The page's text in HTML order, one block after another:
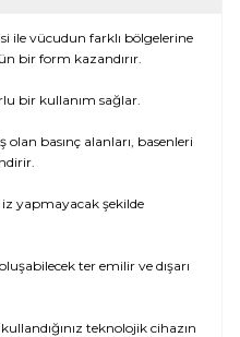
ile vücudun farklı bölgelerine
bir form kazandırır.
bir kullanım sağlar.
olan basınç alanları, basenleri
yapmayacak şekilde
ter emilir ve dışarı
teknolojik cihazın